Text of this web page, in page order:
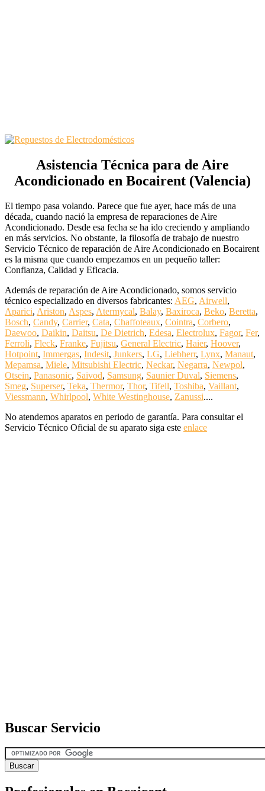
Asistencia Técnica para de Aire
Acondicionado en Bocairent (Valencia)
El tiempo pasa volando. Parece que fue ayer, hace más de una
década, cuando nació la empresa de reparaciones de Aire
Acondicionado. Desde esa fecha se ha ido creciendo y ampliando
en más servicios. No obstante, la filosofía de trabajo de nuestro
Servicio Técnico de reparación de Aire Acondicionado en Bocairent
es la misma que cuando empezamos en un pequeño taller:
Confianza, Calidad y Eficacia.
Además de reparación de Aire Acondicionado, somos servicio
técnico especializado en diversos fabricantes: AEG, Airwell,
Aparici, Ariston, Aspes, Atermycal, Balay, Baxiroca, Beko, Beretta,
Bosch, Candy, Carrier, Cata, Chaffoteaux, Cointra, Corbero,
Daewoo, Daikin, Daitsu, De Dietrich, Edesa, Electrolux, Fagor, Fer,
Ferroli, Fleck, Franke, Fujitsu, General Electric, Haier, Hoover,
Hotpoint, Immergas, Indesit, Junkers, LG, Liebherr, Lynx, Manaut,
Mepamsa, Miele, Mitsubishi Electric, Neckar, Negarra, Newpol,
Otsein, Panasonic, Saivod, Samsung, Saunier Duval, Siemens,
Smeg, Superser, Teka, Thermor, Thor, Tifell, Toshiba, Vaillant,
Viessmann, Whirlpool, White Westinghouse, Zanussi....
No atendemos aparatos en periodo de garantía. Para consultar el
Servicio Técnico Oficial de su aparato siga este enlace
Buscar Servicio